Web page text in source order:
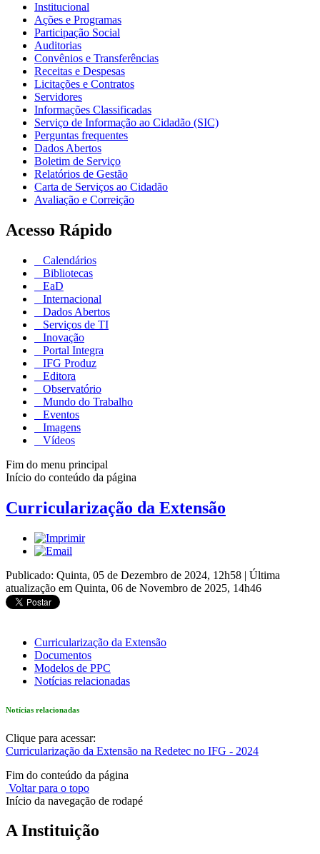
Institucional
Ações e Programas
Participação Social
Auditorias
Convênios e Transferências
Receitas e Despesas
Licitações e Contratos
Servidores
Informações Classificadas
Serviço de Informação ao Cidadão (SIC)
Perguntas frequentes
Dados Abertos
Boletim de Serviço
Relatórios de Gestão
Carta de Serviços ao Cidadão
Avaliação e Correição
Acesso Rápido
Calendários
Bibliotecas
EaD
Internacional
Dados Abertos
Serviços de TI
Inovação
Portal Integra
IFG Produz
Editora
Observatório
Mundo do Trabalho
Eventos
Imagens
Vídeos
Fim do menu principal
Início do conteúdo da página
Curricularização da Extensão
Publicado: Quinta, 05 de Dezembro de 2024, 12h58 | Última
atualização em Quinta, 06 de Novembro de 2025, 14h46
Curricularização da Extensão
Documentos
Modelos de PPC
Notícias relacionadas
Notícias relacionadas
Clique para acessar:
Curricularização da Extensão na Redetec no IFG - 2024
Fim do conteúdo da página
Voltar para o topo
Início da navegação de rodapé
A Instituição